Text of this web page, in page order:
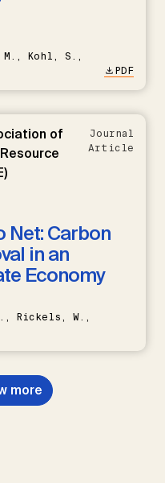
M., Kohl, S.,
PDF
of
Journal
Article
Net: Carbon
in an
Economy
Rickels, W.,
more